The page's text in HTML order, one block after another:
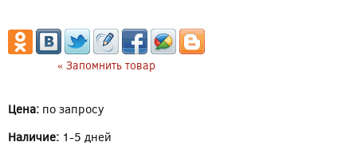
« Запомнить товар
Цена: по запросу
Наличие: 1-5 дней